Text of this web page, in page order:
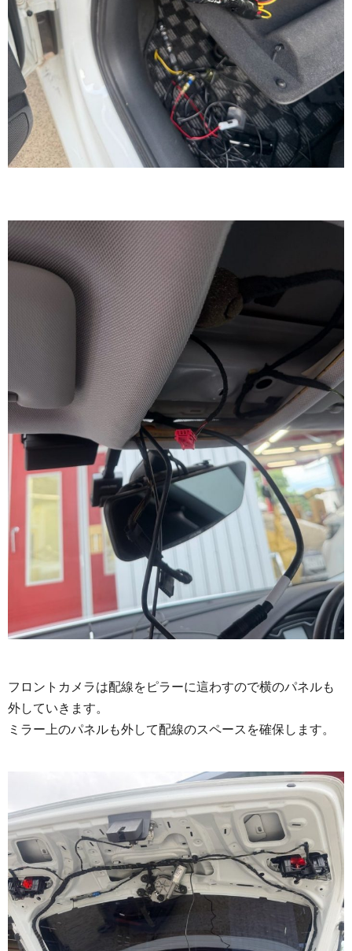
フロントカメラは配線をピラーに這わすので横のパネルも
外していきます。
ミラー上のパネルも外して配線のスペースを確保します。